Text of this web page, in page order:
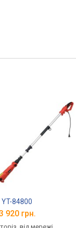
84800
920 грн.